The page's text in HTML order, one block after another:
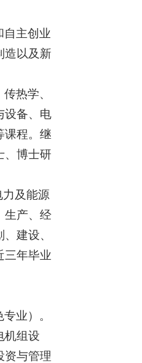
自主创业
造以及新
热学、
设备、电
课程。继
、博士研
及能源
生产、经
建设、
三年毕业
业）。
机组设
资与管理